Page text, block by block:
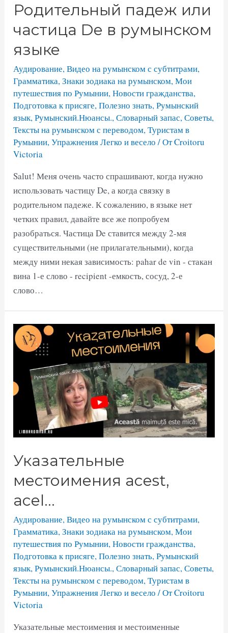
Родительный падеж или
частица De в румынском
языке
Аудирование,Видео на румынском с субтитрами,
Грамматика,Знаки зодиака на румынском,Мои
путешествия по Румынии,Новости гражданства,
Подготовка к присяге,Полезно знать,Румынский
язык,Румынский.Нюансы.,Словарный запас,Советы,
Тексты на румынском с переводом,Туристам в
Румынии,Упражнения Легко и весело / ОтCroitoru
Victoria
Salut! Меня очень часто спрашивают, когда нужно
использовать частицу De, а когда связку в
родительном падеже. К сожалению, в языке нет
четких правил, давайте все же попробуем
разобраться. Частица De ставится между 2-мя
существительными (не прилагательными), когда
между ними некая зависимость: pahar de vin - стакан
вина 1-е слово - recipient -емкость, сосуд, 2-е
слово…
Указательные
местоимения acest,
acel…
Аудирование,Видео на румынском с субтитрами,
Грамматика,Знаки зодиака на румынском,Мои
путешествия по Румынии,Новости гражданства,
Подготовка к присяге,Полезно знать,Румынский
язык,Румынский.Нюансы.,Словарный запас,Советы,
Тексты на румынском с переводом,Туристам в
Румынии,Упражнения Легко и весело / ОтCroitoru
Victoria
Указательные местоимения и местоименные